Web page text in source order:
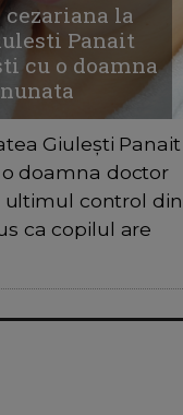
la
Panait
cu o doamna
Giulești Panait
doamna doctor
ultimul control din
ca copilul are